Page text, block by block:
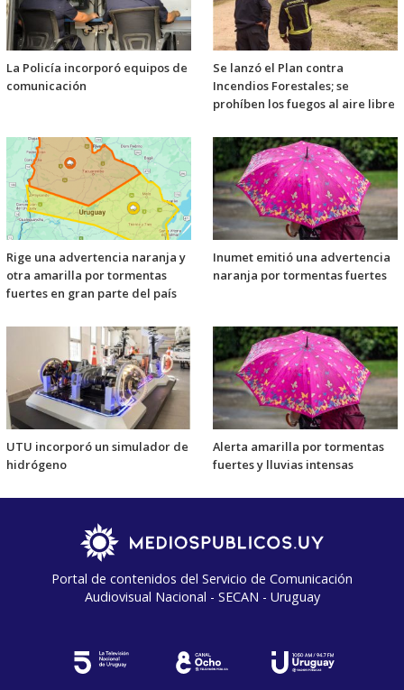
La Policía incorporó equipos de
comunicación
Se lanzó el Plan contra
Incendios Forestales; se
prohíben los fuegos al aire libre
Rige una advertencia naranja y
otra amarilla por tormentas
fuertes en gran parte del país
Inumet emitió una advertencia
naranja por tormentas fuertes
UTU incorporó un simulador de
hidrógeno
Alerta amarilla por tormentas
fuertes y lluvias intensas
Portal de contenidos del Servicio de Comunicación
Audiovisual Nacional - SECAN - Uruguay